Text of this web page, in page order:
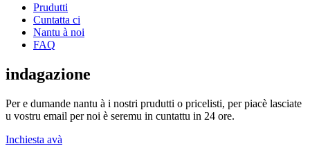
Prudutti
Cuntatta ci
Nantu à noi
FAQ
indagazione
Per e dumande nantu à i nostri prudutti o pricelisti, per piacè lasciate
u vostru email per noi è seremu in cuntattu in 24 ore.
Inchiesta avà